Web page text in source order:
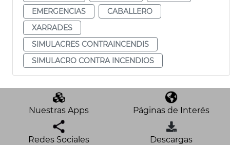
EMERGENCIAS
CABALLERO
XARRADES
SIMULACRES CONTRAINCENDIS
SIMULACRO CONTRA INCENDIOS
Nuestras Apps Páginas de Interés
Redes Sociales Descargas